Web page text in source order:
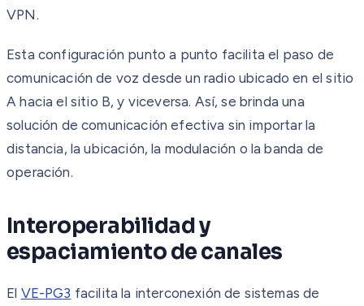
VPN.
Esta configuración punto a punto facilita el paso de
comunicación de voz desde un radio ubicado en el sitio
A hacia el sitio B, y viceversa. Así, se brinda una
solución de comunicación efectiva sin importar la
distancia, la ubicación, la modulación o la banda de
operación.
Interoperabilidad y
espaciamiento de canales
El VE-PG3 facilita la interconexión de sistemas de